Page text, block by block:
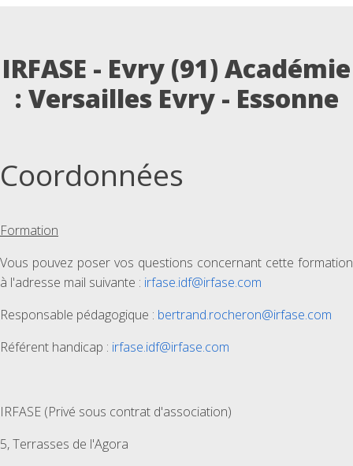
IRFASE - Evry (91) Académie
: Versailles Evry - Essonne
Coordonnées
Formation
Vous pouvez poser vos questions concernant cette formation
à l'adresse mail suivante : irfase.idf@irfase.com
Responsable pédagogique : bertrand.rocheron@irfase.com
Référent handicap : irfase.idf@irfase.com
IRFASE (Privé sous contrat d'association)
5, Terrasses de l'Agora